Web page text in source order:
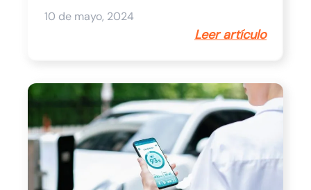
10 de mayo, 2024
Leer artículo